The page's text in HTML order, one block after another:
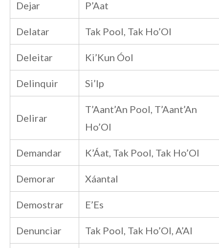
Dejar P’Aat
Delatar Tak Pool, Tak Ho’Ol
Deleitar Ki’Kun Óol
Delinquir Si’Ip
Delirar
T’Aant’An Pool, T’Aant’An
Ho’Ol
Demandar K’Áat, Tak Pool, Tak Ho’Ol
Demorar Xáantal
Demostrar E’Es
Denunciar Tak Pool, Tak Ho’Ol, A’Al